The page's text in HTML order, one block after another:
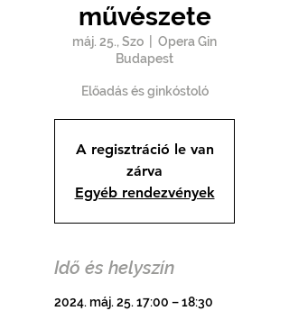
művészete
máj. 25., Szo
Opera Gin
Budapest
Előadás és ginkóstoló
A regisztráció le van
zárva
Egyéb rendezvények
Idő és helyszín
2024. máj. 25. 17:00 – 18:30